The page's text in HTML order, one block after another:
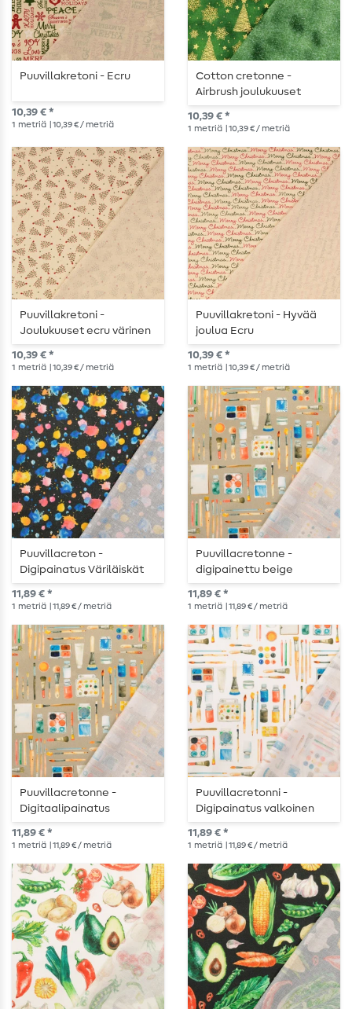
Puuvillakretoni - Ecru
10,39 € *
1 metriä | 10,39 € / metriä
Cotton cretonne -
Airbrush joulukuuset
vihreä
10,39 € *
1 metriä | 10,39 € / metriä
Puuvillakretoni -
Joulukuuset ecru värinen
10,39 € *
1 metriä | 10,39 € / metriä
Puuvillakretoni - Hyvää
joulua Ecru
10,39 € *
1 metriä | 10,39 € / metriä
Puuvillacreton -
Digipainatus Väriläiskät
Antrasiitti
11,89 € *
1 metriä | 11,89 € / metriä
Puuvillacretonne -
digipainettu beige
11,89 € *
1 metriä | 11,89 € / metriä
Puuvillacretonne -
Digitaalipainatus
Maalaus Musta
11,89 € *
1 metriä | 11,89 € / metriä
Puuvillacretonni -
Digipainatus valkoinen
11,89 € *
1 metriä | 11,89 € / metriä